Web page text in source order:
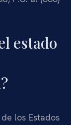
estado
los Estados